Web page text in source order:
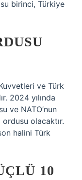
birinci, Türkiye
ve Türk
2024 yılında
ve NATO’nun
ordusu olacaktır.
halini Türk
10